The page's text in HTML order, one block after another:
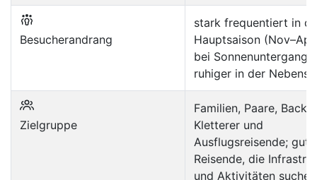
Besucherandrang
stark frequentiert in
Hauptsaison
bei Sonnenuntergang;
ruhiger in der
Zielgruppe
Familien, Paare,
Kletterer und
Ausflugsreisende; gut
Reisende, die
und Aktivitäten suchen